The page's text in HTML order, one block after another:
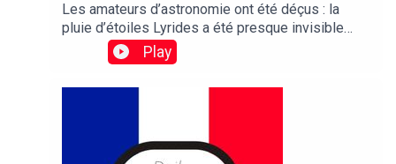
Les amateurs d’astronomie ont été déçus : la
pluie d’étoiles Lyrides a été presque invisible
cette année à cause d’un voile nuageux
persistant.Traduction : Stargazers were left
disappointed this year as persistent cloud cover
Play